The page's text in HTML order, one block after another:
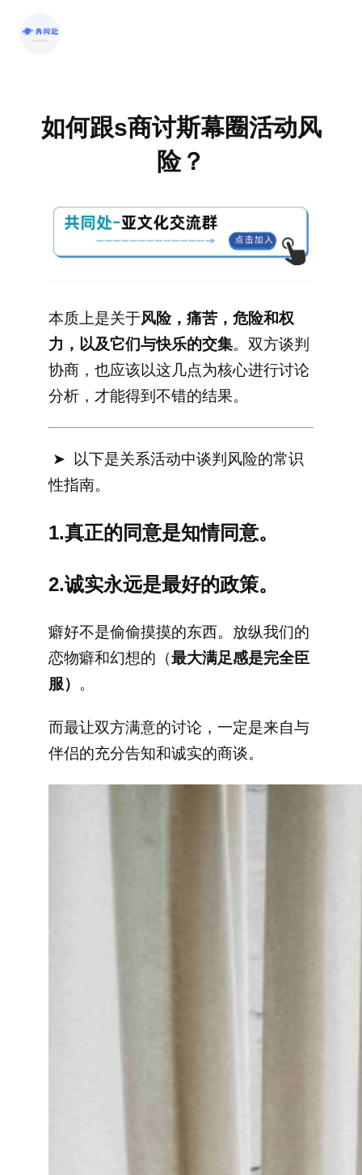
如何跟s商讨斯幕圈活动风
险？
本质上是关于风险，痛苦，危险和权
力，以及它们与快乐的交集。双方谈判
协商，也应该以这几点为核心进行讨论
分析，才能得到不错的结果。
➤ 以下是关系活动中谈判风险的常识
性指南。
1.真正的同意是知情同意。
2.诚实永远是最好的政策。
癖好不是偷偷摸摸的东西。放纵我们的
恋物癖和幻想的（最大满足感是完全臣
服） 。
而最让双方满意的讨论，一定是来自与
伴侣的充分告知和诚实的商谈。